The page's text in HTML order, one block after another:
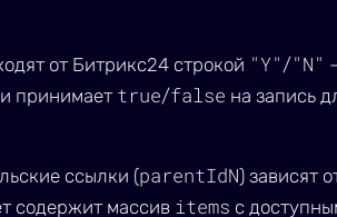
от Битрикс24 строкой "Y" /"N"
принимает true/false на запись
ссылки (parentIdN) зависят
содержит массив items с